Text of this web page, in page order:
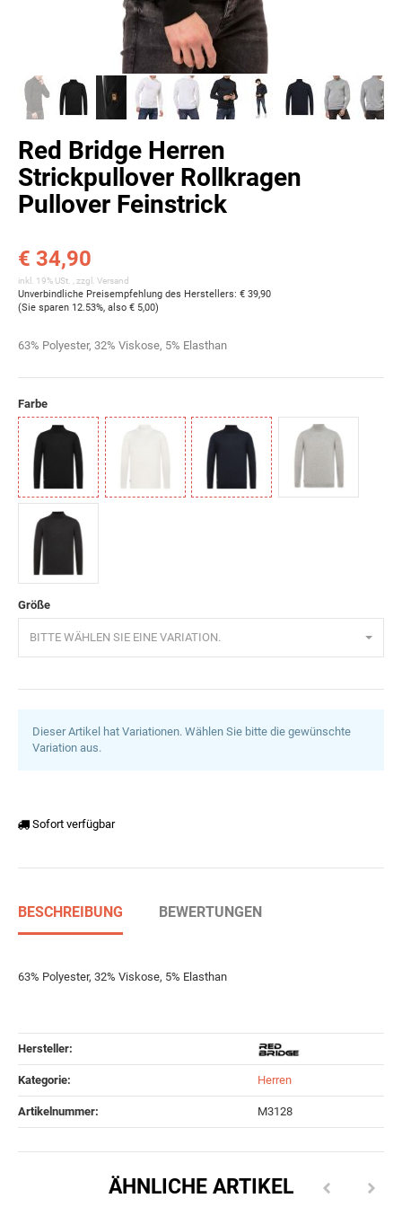
Red Bridge Herren
Strickpullover Rollkragen
Pullover Feinstrick
€ 34,90
inkl. 19% USt. , zzgl. Versand
Unverbindliche Preisempfehlung des Herstellers: € 39,90
(Sie sparen 12.53%, also € 5,00)
63% Polyester, 32% Viskose, 5% Elasthan
Farbe
Schwarz
Anthrazit
Größe
BITTE WÄHLEN SIE EINE VARIATION.
Dieser Artikel hat Variationen. Wählen Sie bitte die gewünschte
Variation aus.
Sofort verfügbar
BESCHREIBUNG BEWERTUNGEN
63% Polyester, 32% Viskose, 5% Elasthan
Hersteller:
Kategorie: Herren
Artikelnummer: M3128
ÄHNLICHE ARTIKEL